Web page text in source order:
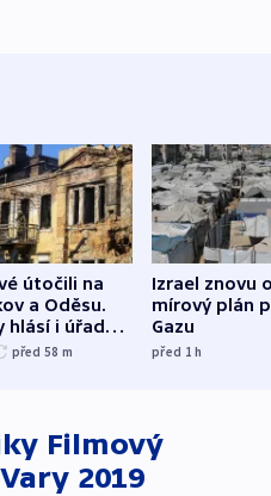
útočili na
a Oděsu.
hlásí i úřady v
před 58 m
Izrael znovu
mírový plán
Gazu
před 1h
Filmový
2019